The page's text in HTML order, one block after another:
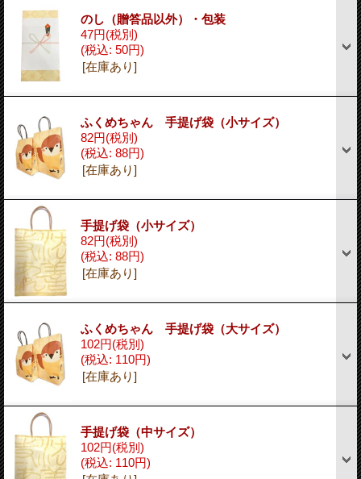
のし（贈答品以外）・包装
47円(税別)
(税込: 50円)
[在庫あり]
ふくめちゃん 手提げ袋（小サイズ）
82円(税別)
(税込: 88円)
[在庫あり]
手提げ袋（小サイズ）
82円(税別)
(税込: 88円)
[在庫あり]
ふくめちゃん 手提げ袋（大サイズ）
102円(税別)
(税込: 110円)
[在庫あり]
手提げ袋（中サイズ）
102円(税別)
(税込: 110円)